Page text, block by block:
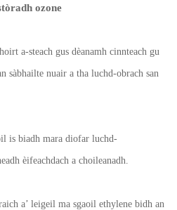
ozone
a-steach gus dèanamh cinnteach gu
sàbhailte nuair a tha luchd-obrach san
is biadh mara diofar luchd-
​​​​èifeachdach a choileanadh.
a’ leigeil ma sgaoil ethylene bidh an